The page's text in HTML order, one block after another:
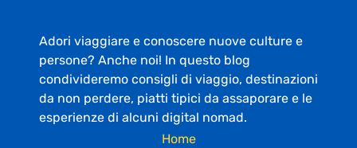
Adori viaggiare e conoscere nuove culture e
persone? Anche noi! In questo blog
condivideremo consigli di viaggio, destinazioni
da non perdere, piatti tipici da assaporare e le
esperienze di alcuni digital nomad.
Home